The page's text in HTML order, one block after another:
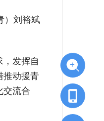
）刘裕斌
发挥自
推动援青
交流合